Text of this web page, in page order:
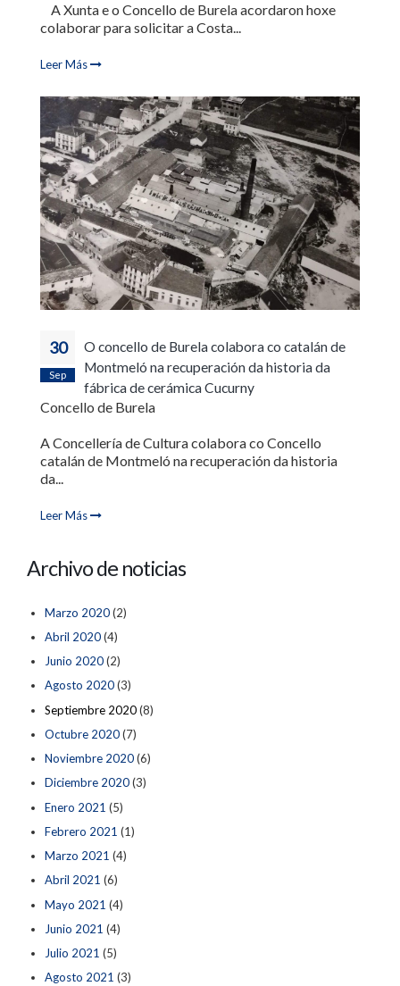
A Xunta e o Concello de Burela acordaron hoxe
colaborar para solicitar a Costa...
Leer Más
30
Sep
O concello de Burela colabora co catalán de
Montmeló na recuperación da historia da
fábrica de cerámica Cucurny
Concello de Burela
A Concellería de Cultura colabora co Concello
catalán de Montmeló na recuperación da historia
da...
Leer Más
Archivo de noticias
Marzo 2020(2)
Abril 2020(4)
Junio 2020(2)
Agosto 2020(3)
Septiembre 2020(8)
Octubre 2020(7)
Noviembre 2020(6)
Diciembre 2020(3)
Enero 2021 (5)
Febrero 2021 (1)
Marzo 2021 (4)
Abril 2021 (6)
Mayo 2021 (4)
Junio 2021 (4)
Julio 2021 (5)
Agosto 2021 (3)